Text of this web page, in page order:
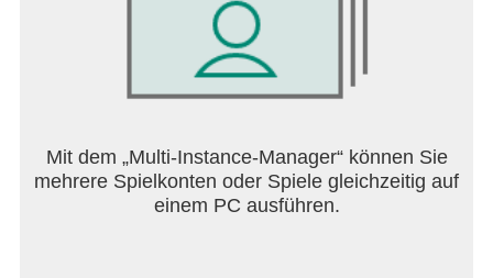
Mit dem „Multi-Instance-Manager“ können Sie
mehrere Spielkonten oder Spiele gleichzeitig auf
einem PC ausführen.